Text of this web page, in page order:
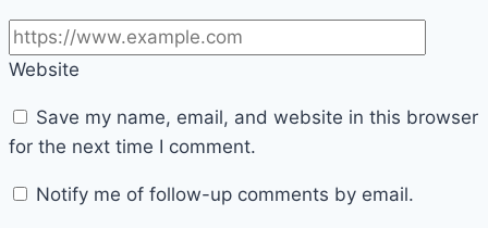
Website
Save my name, email, and website in this browser
for the next time I comment.
Notify me of follow-up comments by email.